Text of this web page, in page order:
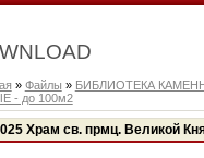
» Файлы » БИБЛИОТЕКА
- до 100м2
Храм св. прмц. Великой